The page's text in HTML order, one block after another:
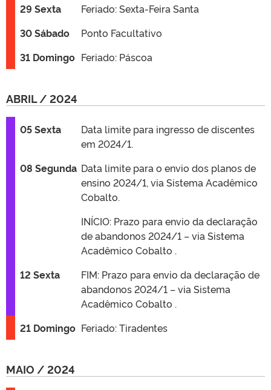
29 Sexta
Feriado: Sexta-Feira Santa
30 Sábado
Ponto Facultativo
31 Domingo Feriado: Páscoa
ABRIL / 2024
05 Sexta
Data limite para ingresso de discentes
em 2024/1.
08 Segunda Data limite para o envio dos planos de
ensino 2024/1, via Sistema Acadêmico
Cobalto.
INÍCIO: Prazo para envio da declaração
de abandonos 2024/1 – via Sistema
Acadêmico Cobalto .
12 Sexta
FIM: Prazo para envio da declaração de
abandonos 2024/1 – via Sistema
Acadêmico Cobalto .
21 Domingo Feriado: Tiradentes
MAIO / 2024